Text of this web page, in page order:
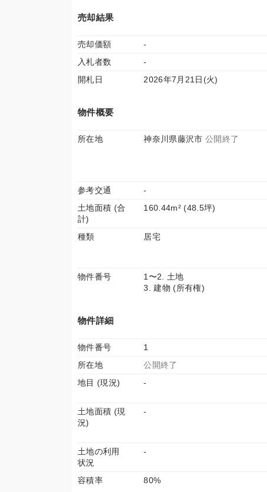
売却結果
売却価額 -
入札者数
-
開札日
2026年7月21日(火)
物件概要
所在地 神奈川県藤沢市 公開終了
参考交通
-
土地面積 (合
計)
160.44m² (48.5坪)
種類 居宅
物件番号
1〜2. 土地
3. 建物 (所有権)
物件詳細
物件番号 1
所在地
公開終了
地目 (現況)
-
土地面積 (現
況)
-
土地の利用
状況
-
容積率 80%